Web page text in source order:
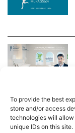
To provide the best
store and/or access
technologies will
unique IDs on this